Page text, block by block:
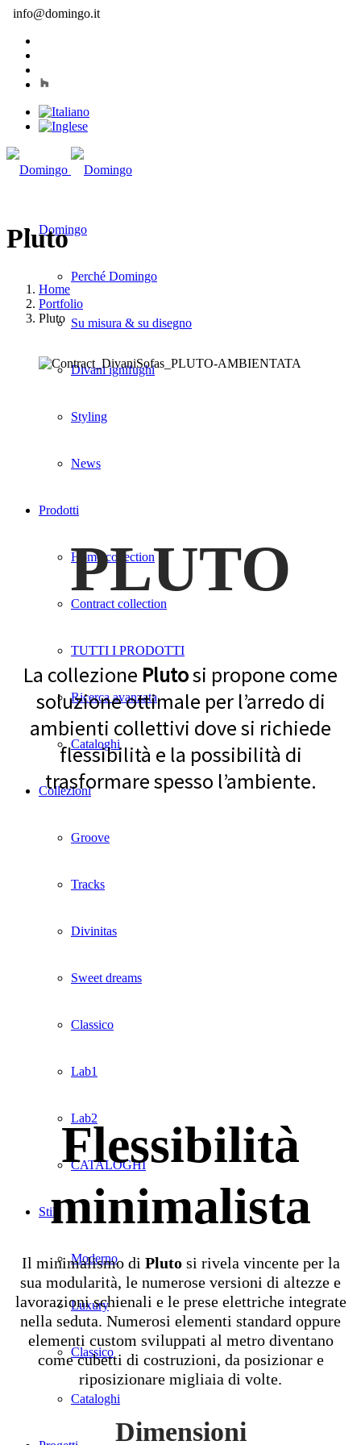
info@domingo.it
Domingo
Perché Domingo
Su misura & su disegno
Divani ignifughi
Styling
News
Prodotti
Home collection
Contract collection
TUTTI I PRODOTTI
Ricerca avanzata
Cataloghi
Collezioni
Groove
Tracks
Divinitas
Sweet dreams
Classico
Lab1
Lab2
CATALOGHI
Stili
Moderno
Luxury
Classico
Cataloghi
Pluto
Home
Portfolio
Pluto
PLUTO
La collezione Plutosi propone come
soluzione ottimale per l’arredo di
ambienti collettivi dove si richiede
flessibilità e la possibilità di
trasformare spesso l’ambiente.
Flessibilità
minimalista
Il minimalismo di Plutosi rivela vincente per la
sua modularità, le numerose versioni di altezze e
lavorazioni schienali e le prese elettriche integrate
nella seduta. Numerosi elementi standard oppure
elementi custom sviluppati al metro diventano
come cubetti di costruzioni, da posizionar e
riposizionare migliaia di volte.
Dimensioni